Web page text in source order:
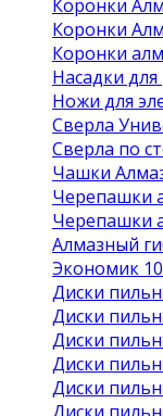
Коронки
Коронки
Коронки
Насадки
Ножи для
Сверла
Сверла по
Чашки
Черепашки
Черепашки
Алмазный
Экономик
Диски
Диски
Диски
Диски
Диски